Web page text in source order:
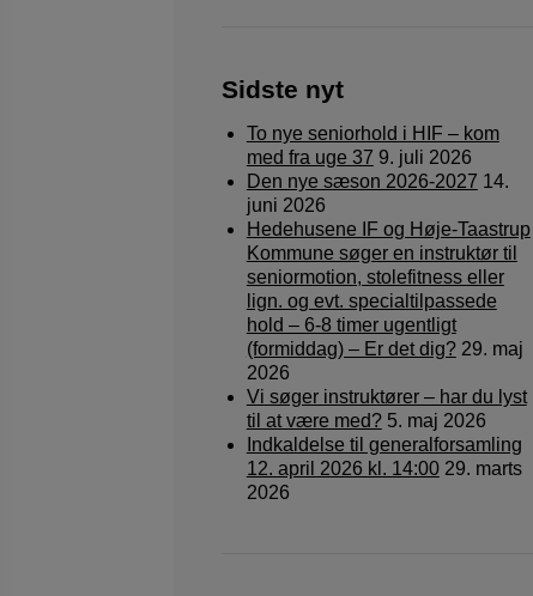
Sidste nyt
To nye seniorhold i HIF – kom
med fra uge 37 9. juli 2026
Den nye sæson 2026-2027 14.
juni 2026
Hedehusene IF og Høje-Taastrup
Kommune søger en instruktør til
seniormotion, stolefitness eller
lign. og evt. specialtilpassede
hold – 6-8 timer ugentligt
(formiddag) – Er det dig? 29. maj
2026
Vi søger instruktører – har du lyst
til at være med? 5. maj 2026
Indkaldelse til generalforsamling
12. april 2026 kl. 14:00 29. marts
2026